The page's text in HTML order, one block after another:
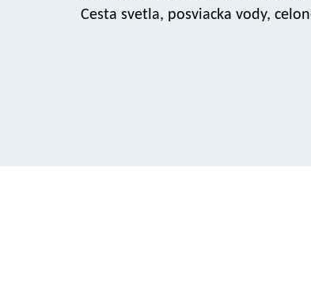
Cesta svetla, posviacka vody,